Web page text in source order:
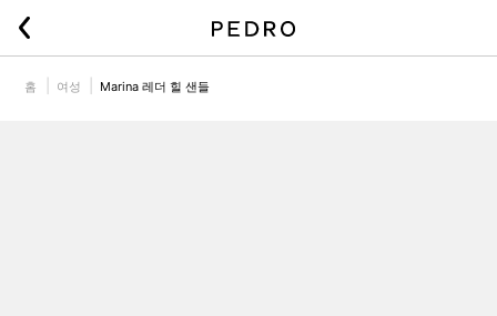
홈 여성 Marina 레더 힐 샌들